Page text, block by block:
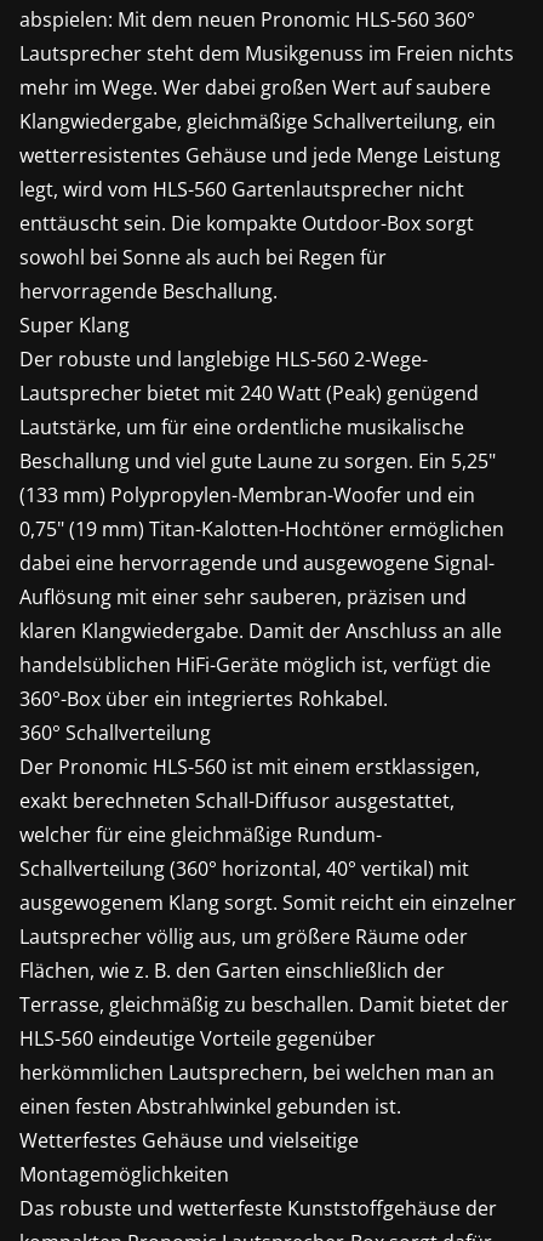
abspielen: Mit dem neuen Pronomic HLS-560 360°
Lautsprecher steht dem Musikgenuss im Freien nichts
mehr im Wege. Wer dabei großen Wert auf saubere
Klangwiedergabe, gleichmäßige Schallverteilung, ein
wetterresistentes Gehäuse und jede Menge Leistung
legt, wird vom HLS-560 Gartenlautsprecher nicht
enttäuscht sein. Die kompakte Outdoor-Box sorgt
sowohl bei Sonne als auch bei Regen für
hervorragende Beschallung.
Super Klang
Der robuste und langlebige HLS-560 2-Wege-
Lautsprecher bietet mit 240 Watt (Peak) genügend
Lautstärke, um für eine ordentliche musikalische
Beschallung und viel gute Laune zu sorgen. Ein 5,25"
(133 mm) Polypropylen-Membran-Woofer und ein
0,75" (19 mm) Titan-Kalotten-Hochtöner ermöglichen
dabei eine hervorragende und ausgewogene Signal-
Auflösung mit einer sehr sauberen, präzisen und
klaren Klangwiedergabe. Damit der Anschluss an alle
handelsüblichen HiFi-Geräte möglich ist, verfügt die
360°-Box über ein integriertes Rohkabel.
360° Schallverteilung
Der Pronomic HLS-560 ist mit einem erstklassigen,
exakt berechneten Schall-Diffusor ausgestattet,
welcher für eine gleichmäßige Rundum-
Schallverteilung (360° horizontal, 40° vertikal) mit
ausgewogenem Klang sorgt. Somit reicht ein einzelner
Lautsprecher völlig aus, um größere Räume oder
Flächen, wie z. B. den Garten einschließlich der
Terrasse, gleichmäßig zu beschallen. Damit bietet der
HLS-560 eindeutige Vorteile gegenüber
herkömmlichen Lautsprechern, bei welchen man an
einen festen Abstrahlwinkel gebunden ist.
Wetterfestes Gehäuse und vielseitige
Montagemöglichkeiten
Das robuste und wetterfeste Kunststoffgehäuse der